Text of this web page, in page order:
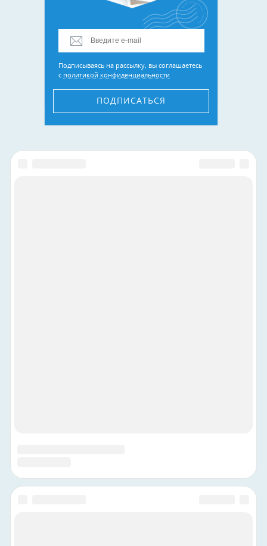
Подписываясь на рассылку, вы соглашаетесь
с политикой конфиденциальности
ПОДПИСАТЬСЯ